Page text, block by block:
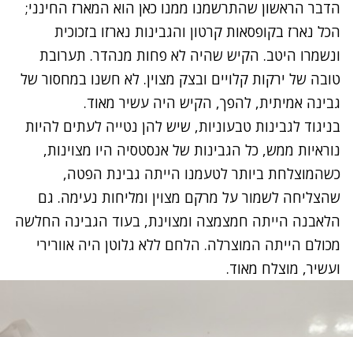
הדבר הראשון שהתרשמנו ממנו כאן הוא המארז החינני;
הכל נארז בקופסאות קרטון והגבינות נארזו בזכוכית
ונשמרו היטב. הקיש שהיה לא פחות מנהדר. תערובת
טובה של ירקות קלויים ובצק מצוין. לא חשנו במחסור של
גבינה אמיתית, להפך, הקיש היה עשיר מאוד.
בניגוד לגבינות טבעוניות, שיש להן נטייה לעתים להיות
נוראיות ממש, כל הגבינות של אנסטסיה היו מצוינות,
כשהמוצלחת ביותר לטעמנו הייתה גבינת הפטה,
שהצליחה לשמור על מרקם מצוין ומליחות נעימה. גם
הלאבנה הייתה חמצמצה ומצוינת, בעוד הגבינה החלשה
מכולם הייתה המוצרלה. הלחם ללא גלוטן היה אוורירי
ועשיר, מוצלח מאוד.